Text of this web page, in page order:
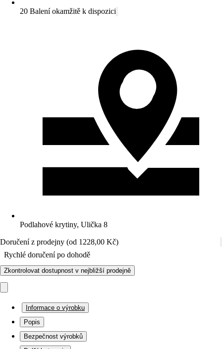
20 Balení okamžitě k dispozici
Podlahové krytiny, Ulička 8
Doručení z prodejny (od 1228,00 Kč)
Rychlé doručení po dohodě
Zkontrolovat dostupnost v nejbližší prodejně
Informace o výrobku
Popis
Bezpečnost výrobků